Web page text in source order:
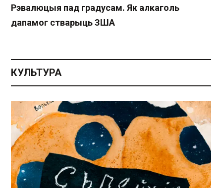
Рэвалюцыя пад градусам. Як алкаголь
дапамог стварыць ЗША
КУЛЬТУРА